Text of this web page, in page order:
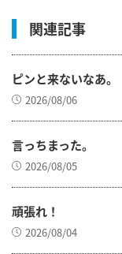
関連記事
ピンと来ないなあ。
2026/08/06
言っちまった。
2026/08/05
頑張れ！
2026/08/04